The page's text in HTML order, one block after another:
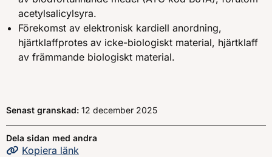
acetylsalicylsyra.
Förekomst av elektronisk kardiell anordning,
hjärtklaffprotes av icke-biologiskt material, hjärtklaff
av främmande biologiskt material.
Senast granskad: 12 december 2025
Dela sidan med andra
Kopiera sidans
länk